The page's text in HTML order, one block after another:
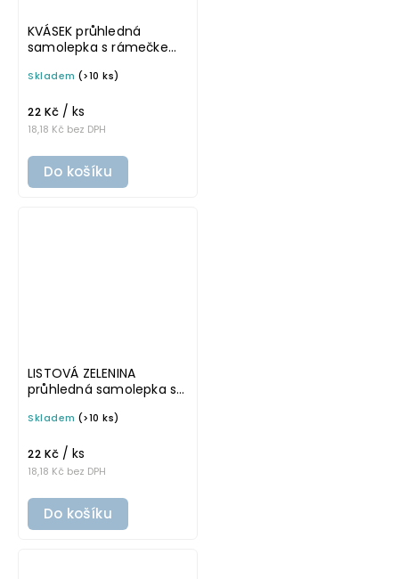
KVÁSEK průhledná
samolepka s rámečkem,
4 cm na boxy, šuplíky a
Skladem (>10 ks)
18,18 Kč bez DPH
22 Kč / ks
Do košíku
LISTOVÁ ZELENINA
průhledná samolepka s
písmo, rozměr 6 × 4 cm
do lednice
Skladem (>10 ks)
18,18 Kč bez DPH
22 Kč / ks
Do košíku